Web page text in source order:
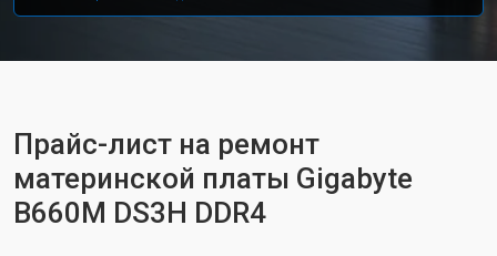
Прайс-лист на ремонт
материнской платы Gigabyte
B660M DS3H DDR4